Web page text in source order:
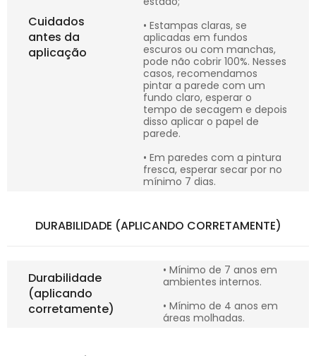
Cuidados
antes da
aplicação
• Estampas claras, se
aplicadas em fundos
escuros ou com manchas,
pode não cobrir 100%. Nesses
casos, recomendamos
pintar a parede com um
fundo claro, esperar o
tempo de secagem e depois
disso aplicar o papel de
parede.
• Em paredes com a pintura
fresca, esperar secar por no
mínimo 7 dias.
DURABILIDADE (APLICANDO CORRETAMENTE)
Durabilidade
(aplicando
corretamente)
• Mínimo de 7 anos em
ambientes internos.
• Mínimo de 4 anos em
áreas molhadas.